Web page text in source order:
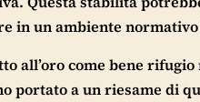
in un ambiente
all’oro come bene
portato a un riesame di